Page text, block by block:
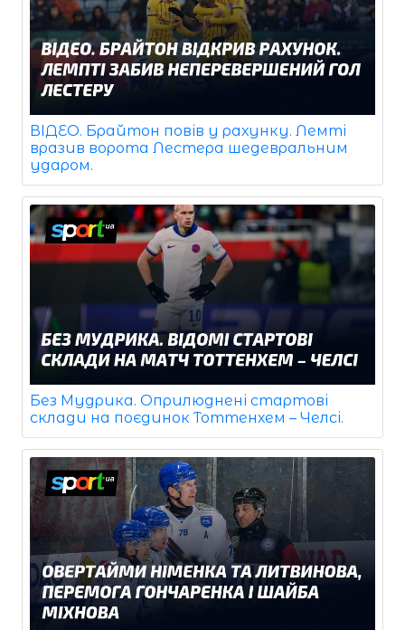
ВІДЕО. Брайтон повів у рахунку. Лемті
вразив ворота Лестера шедевральним
ударом.
Без Мудрика. Оприлюднені стартові
склади на поєдинок Тоттенхем – Челсі.